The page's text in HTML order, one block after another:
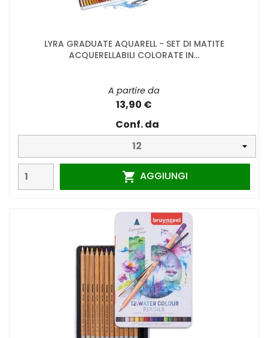
LYRA GRADUATE AQUARELL - SET DI MATITE
ACQUERELLABILI COLORATE IN...
A partire da
13,90 €
Conf. da
 AGGIUNGI